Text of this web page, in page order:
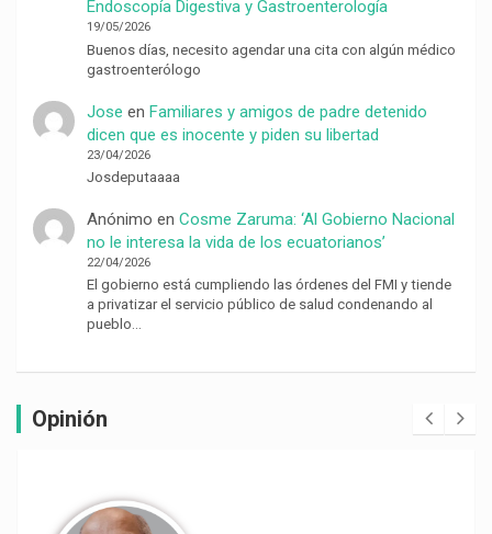
Endoscopía Digestiva y Gastroenterología
19/05/2026
Buenos días, necesito agendar una cita con algún médico
gastroenterólogo
Jose en Familiares y amigos de padre detenido
dicen que es inocente y piden su libertad
23/04/2026
Josdeputaaaa
Anónimo en Cosme Zaruma: ‘Al Gobierno Nacional
no le interesa la vida de los ecuatorianos’
22/04/2026
El gobierno está cumpliendo las órdenes del FMI y tiende
a privatizar el servicio público de salud condenando al
pueblo…
Opinión